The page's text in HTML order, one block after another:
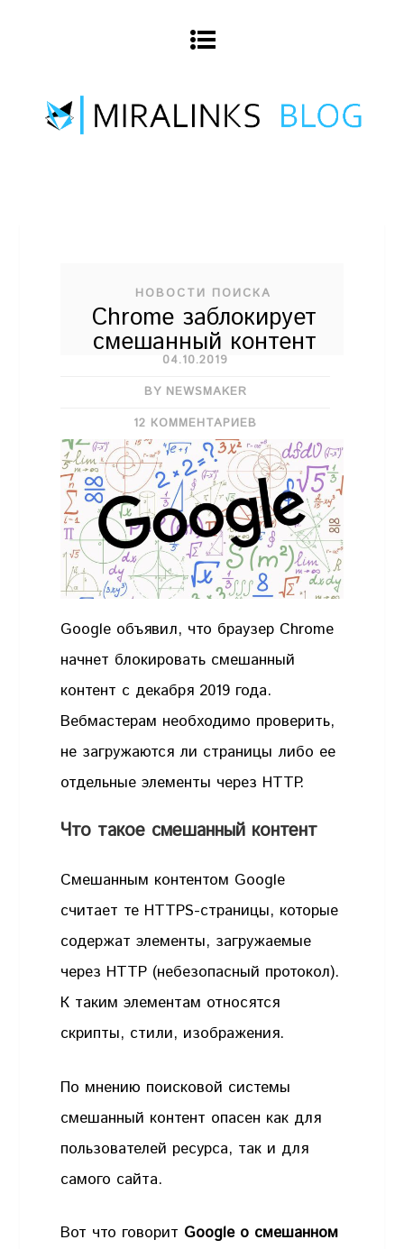
НОВОСТИ ПОИСКА
Chrome заблокирует
смешанный контент
04.10.2019
BY NEWSMAKER
12 КОММЕНТАРИЕВ
Google объявил, что браузер Chrome
начнет блокировать смешанный
контент с декабря 2019 года.
Вебмастерам необходимо проверить,
не загружаются ли страницы либо ее
отдельные элементы через HTTP.
Что такое смешанный контент
Смешанным контентом Google
считает те HTTPS-страницы, которые
содержат элементы, загружаемые
через HTTP (небезопасный протокол).
К таким элементам относятся
скрипты, стили, изображения.
По мнению поисковой системы
смешанный контент опасен как для
пользователей ресурса, так и для
самого сайта.
Вот что говорит Google о смешанном